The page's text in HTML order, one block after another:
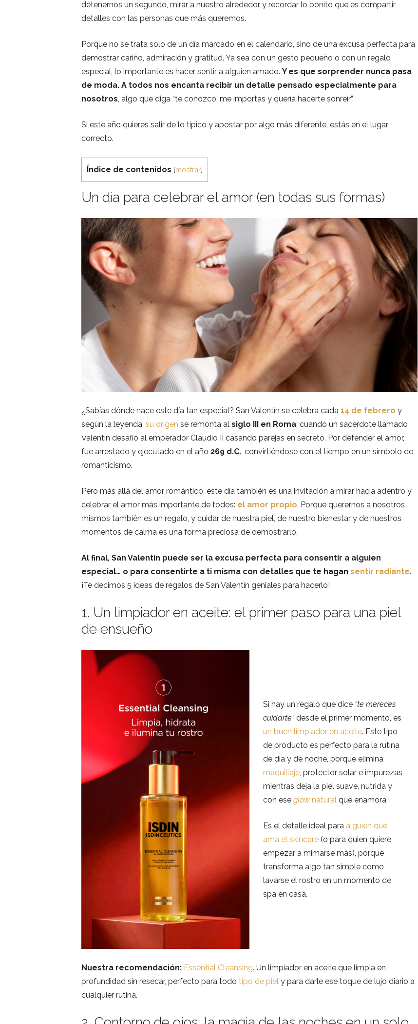
detenernos un segundo, mirar a nuestro alrededor y recordar lo bonito que es compartir
detalles con las personas que más queremos.
Porque no se trata solo de un día marcado en el calendario, sino de una excusa perfecta para
demostrar cariño, admiración y gratitud. Ya sea con un gesto pequeño o con un regalo
especial, lo importante es hacer sentir a alguien amado. Y es que sorprender nunca pasa
de moda. A todos nos encanta recibir un detalle pensado especialmente para
nosotros, algo que diga “te conozco, me importas y quería hacerte sonreír”.
Si este año quieres salir de lo típico y apostar por algo más diferente, estás en el lugar
correcto.
Índice de contenidos [mostrar]
Un día para celebrar el amor (en todas sus formas)
¿Sabías dónde nace este día tan especial? San Valentín se celebra cada 14 de febrero y
según la leyenda, su origen se remonta al siglo III en Roma, cuando un sacerdote llamado
Valentín desafió al emperador Claudio II casando parejas en secreto. Por defender el amor,
fue arrestado y ejecutado en el año 269 d.C., convirtiéndose con el tiempo en un símbolo de
romanticismo.
Pero más allá del amor romántico, este día también es una invitación a mirar hacia adentro y
celebrar el amor más importante de todos: el amor propio. Porque querernos a nosotros
mismos también es un regalo, y cuidar de nuestra piel, de nuestro bienestar y de nuestros
momentos de calma es una forma preciosa de demostrarlo.
Al final, San Valentín puede ser la excusa perfecta para consentir a alguien
especial… o para consentirte a ti misma con detalles que te hagan sentir radiante.
¡Te decimos 5 ideas de regalos de San Valentín geniales para hacerlo!
1. Un limpiador en aceite: el primer paso para una piel
de ensueño
Si hay un regalo que dice “te mereces
cuidarte”desde el primer momento, es
un buen limpiador en aceite. Este tipo
de producto es perfecto para la rutina
de día y de noche, porque elimina
maquillaje, protector solar e impurezas
mientras deja la piel suave, nutrida y
con ese glownaturalque enamora.
Es el detalle ideal para alguien que
ama el skincare(o para quien quiere
empezar a mimarse más), porque
transforma algo tan simple como
lavarse el rostro en un momento de
spa en casa.
Nuestra recomendación: Essential Cleansing. Un limpiador en aceite que limpia en
profundidad sin resecar, perfecto para todo tipo de piel y para darle ese toque de lujo diario a
cualquier rutina.